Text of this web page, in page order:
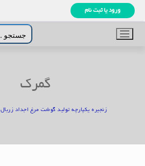
پرش
محتوا
ورود یا ثبت نام
جستجو
برای:
گمرک
زنجیره یکپارچه تولید گوشت مرغ اجداد زربال